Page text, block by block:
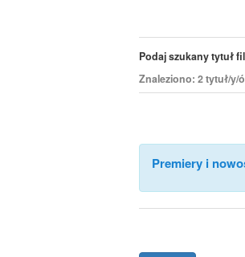
Podaj szukany tytuł
Znaleziono: 2 tytuł/y/
Premiery i